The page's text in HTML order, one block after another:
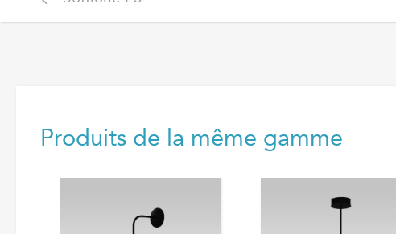
Produits de la même gamme